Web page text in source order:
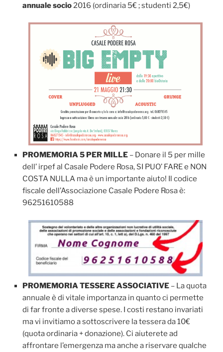
annuale socio2016 (ordinaria 5€ ; studenti 2,5€)
PROMEMORIA 5 PER MILLE – Donare il 5 per mille
dell’ irpef al Casale Podere Rosa, SI PUO’ FARE e NON
COSTA NULLA ma è un importante aiuto! Il codice
fiscale dell’Associazione Casale Podere Rosa è:
96251610588
PROMEMORIA TESSERE ASSOCIATIVE – La quota
annuale è di vitale importanza in quanto ci permette
di far fronte a diverse spese. I costi restano invariati
ma vi invitiamo a sottoscrivere la tessera da 10€
(quota ordinaria + donazione). Ci aiuterete ad
affrontare l’emergenza ma anche a riservare qualche